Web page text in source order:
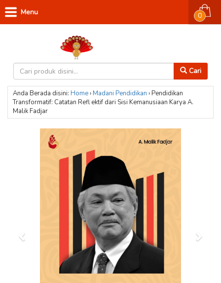
Cari
0
Menu
Anda Berada disini: Home›Madani Pendidikan ›Pendidikan
Transformatif: Catatan Refl ektif dari Sisi Kemanusiaan Karya A.
Malik Fadjar